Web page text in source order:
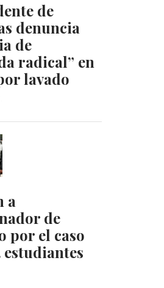
de
denuncia
de
radical” en
lavado
a
de
por el caso
estudiantes